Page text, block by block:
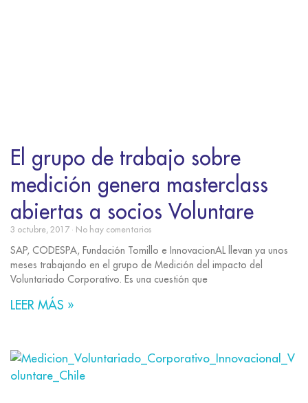
El grupo de trabajo sobre
medición genera masterclass
abiertas a socios Voluntare
3 octubre, 2017 No hay comentarios
SAP, CODESPA, Fundación Tomillo e InnovacionAL llevan ya unos
meses trabajando en el grupo de Medición del impacto del
Voluntariado Corporativo. Es una cuestión que
LEER MÁS »